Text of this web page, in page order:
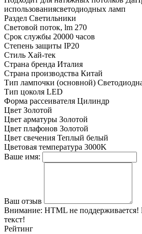
использованиясветодиодных ламп
Раздел Светильники
Световой поток, lm 270
Срок службы 20000 часов
Степень защиты IP20
Стиль Хай-тек
Страна бренда Италия
Страна производства Китай
Тип лампочки (основной)
Тип цоколя LED
Форма рассеивателя Цилиндр
Цвет Золотой
Цвет арматуры Золотой
Цвет плафонов Золотой
Цвет свечения Теплый белый
Цветовая температура 3000K
Ваше имя:
Ваш отзыв
Внимание: HTML не
текст!
Рейтинг